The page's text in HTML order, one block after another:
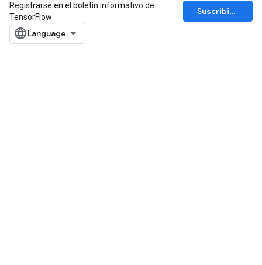
Registrarse en el boletín informativo de
TensorFlow
Suscribirse